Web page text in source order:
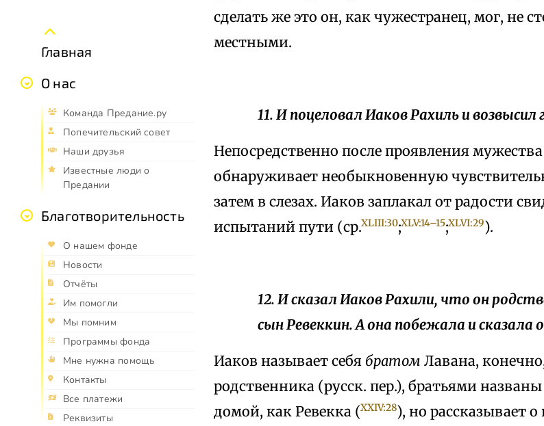
Главная
О нас
Команда Предание.ру
Попечительский совет
Наши друзья
Известные люди о
Предании
Благотворительность
О нашем фонде
Новости
Отчёты
Им помогли
Мы помним
Программы фонда
Мне нужна помощь
Контакты
Все платежи
Реквизиты
сделать же это он, как чужестранец, мог, не
местными.
11. И поцеловал Иаков Рахиль и возвысил
Непосредственно после проявления
обнаруживает необыкновенную
затем в слезах. Иаков заплакал от радости
испытаний пути (ср.XLIII:30;XLV:14–15;XLVI:29).
12. И сказал Иаков Рахили, что он
сын Ревеккин. А она побежала и сказала
Иаков называет себя братом Лавана,
родственника (русск. пер.), братьями
домой, как Ревекка (XXIV:28), но рассказывает